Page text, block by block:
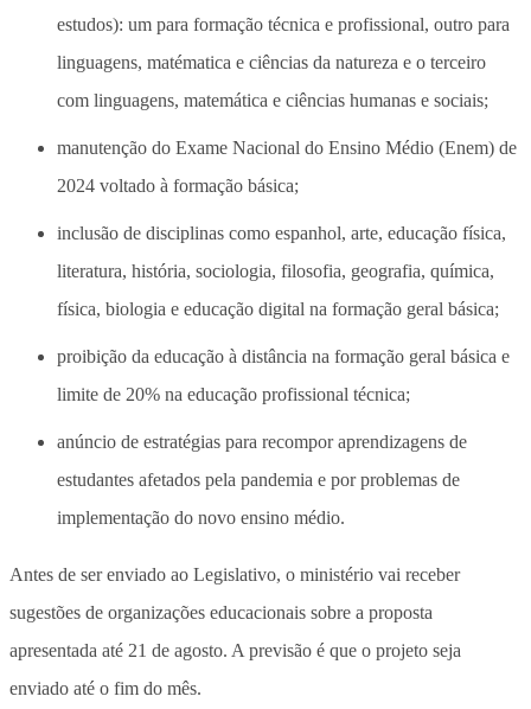
estudos): um para formação técnica e profissional, outro para
linguagens, matématica e ciências da natureza e o terceiro
com linguagens, matemática e ciências humanas e sociais;
manutenção do Exame Nacional do Ensino Médio (Enem) de
2024 voltado à formação básica;
inclusão de disciplinas como espanhol, arte, educação física,
literatura, história, sociologia, filosofia, geografia, química,
física, biologia e educação digital na formação geral básica;
proibição da educação à distância na formação geral básica e
limite de 20% na educação profissional técnica;
anúncio de estratégias para recompor aprendizagens de
estudantes afetados pela pandemia e por problemas de
implementação do novo ensino médio.
Antes de ser enviado ao Legislativo, o ministério vai receber
sugestões de organizações educacionais sobre a proposta
apresentada até 21 de agosto. A previsão é que o projeto seja
enviado até o fim do mês.